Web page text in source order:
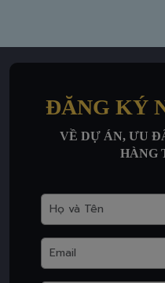
ĐĂNG KÝ
VỀ DỰ ÁN, ƯU
HÀNG